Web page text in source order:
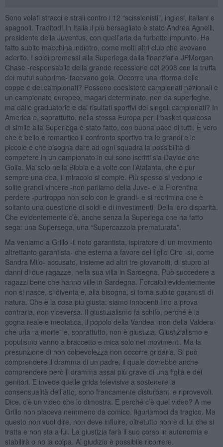
Sono volati stracci e strali contro i 12 “scissionisti”, inglesi, italiani e
spagnoli. Traditori! In Italia il più bersagliato è stato Andrea Agnelli,
presidente della Juventus, con quell’aria da furbetto impunito. Ha
fatto subito macchina indietro, come molti altri club che avevano
aderito. I soldi promessi alla Superlega dalla finanziaria JPMorgan
Chase -responsabile della grande recessione del 2008 con la truffa
dei mutui subprime- facevano gola. Occorre una riforma delle
coppe e dei campionati? Possono coesistere campionati nazionali e
un campionato europeo, magari determinato, non da superleghe,
ma dalle graduatorie e dai risultati sportivi dei singoli campionati? In
America e, soprattutto, nella stessa Europa per il basket qualcosa
di simile alla Superlega è stato fatto, con buona pace di tutti. È vero
che è bello e romantico il confronto sportivo tra le grandi e le
piccole e che bisogna dare ad ogni squadra la possibilità di
competere in un campionato in cui sono iscritti sia Davide che
Golia. Ma solo nella Bibbia e a volte con l’Atalanta, che è pur
sempre una dea, il miracolo si compie. Più spesso si vedono le
solite grandi vincere -non parliamo della Juve- e la Fiorentina
perdere -purtroppo non solo con le grandi- e si recrimina che è
soltanto una questione di soldi e di investimenti. Della loro disparità.
Che evidentemente c’è, anche senza la Superlega che ha fatto
sega: una Supersega, una “Supercazzola prematurata”.
Ma veniamo a Grillo -il noto garantista, ispiratore di un movimento
altrettanto garantista- che esterna a favore del figlio Ciro -sì, come
Sandra Milo- accusato, insieme ad altri tre giovanotti, di stupro ai
danni di due ragazze, nella sua villa in Sardegna. Può succedere a
ragazzi bene che hanno ville in Sardegna. Forcaioli evidentemente
non si nasce, si diventa e, alla bisogna, si torna subito garantisti di
natura. Che è la cosa più giusta: siamo innocenti fino a prova
contraria, non viceversa. Il giustizialismo fa schifo, perché è la
gogna reale e mediatica, il popolo della Vandea -non della Valdera-
che urla “a morte” e, soprattutto, non è giustizia. Giustizialismo e
populismo vanno a braccetto e mica solo nei movimenti. Ma la
presunzione di non colpevolezza non occorre gridarla. Si può
comprendere il dramma di un padre, il quale dovrebbe anche
comprendere però il dramma assai più grave di una figlia e dei
genitori. E invece quelle grida televisive a sostenere la
consensualità dell’atto, sono francamente disturbanti e riprovevoli.
Dice, c’è un video che lo dimostra. E perché c’è quel video? A me
Grillo non piaceva nemmeno da comico, figuriamoci da tragico. Ma
questo non vuol dire, non deve influire, oltretutto non è di lui che si
tratta e non sta a lui. La giustizia farà il suo corso in autonomia e
stabilirà o no la colpa. Al giudizio è possibile ricorrere.